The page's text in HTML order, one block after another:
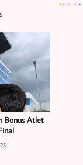
admin
Bonus Atlet